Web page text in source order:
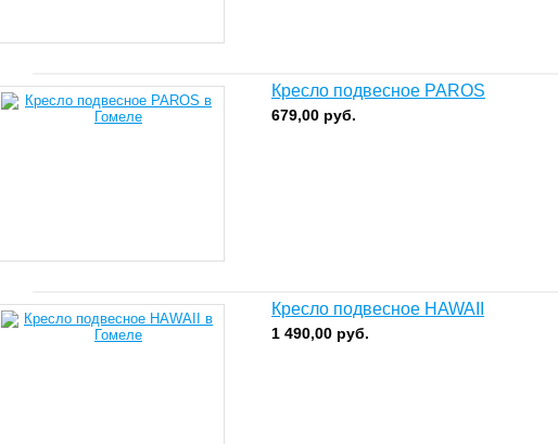
Кресло подвесное PAROS
679,00 руб.
Кресло подвесное HAWAII
1 490,00 руб.